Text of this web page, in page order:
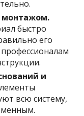
монтажом.
быстро
его
и
всю систему,